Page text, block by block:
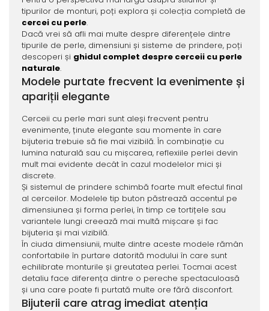
tipurilor de monturi, poți explora și colecția completă de
cercei cu perle.
Dacă vrei să afli mai multe despre diferențele dintre
tipurile de perle, dimensiuni și sisteme de prindere, poți
descoperi și ghidul complet despre cerceii cu perle
naturale.
Modele purtate frecvent la evenimente și
apariții elegante
Cerceii cu perle mari sunt aleși frecvent pentru
evenimente, ținute elegante sau momente în care
bijuteria trebuie să fie mai vizibilă. În combinație cu
lumina naturală sau cu mișcarea, reflexiile perlei devin
mult mai evidente decât în cazul modelelor mici și
discrete.
Și sistemul de prindere schimbă foarte mult efectul final
al cerceilor. Modelele tip buton păstrează accentul pe
dimensiunea și forma perlei, în timp ce tortițele sau
variantele lungi creează mai multă mișcare și fac
bijuteria și mai vizibilă.
În ciuda dimensiunii, multe dintre aceste modele rămân
confortabile în purtare datorită modului în care sunt
echilibrate monturile și greutatea perlei. Tocmai acest
detaliu face diferența dintre o pereche spectaculoasă
și una care poate fi purtată multe ore fără disconfort.
Bijuterii care atrag imediat atenția